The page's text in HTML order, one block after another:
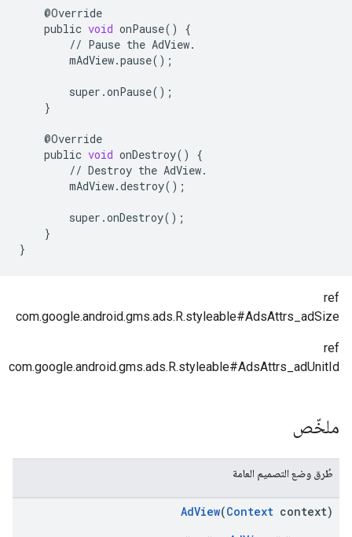
@Override
public void onPause()
{
// Pause the AdView.
mAdView.pause();
super .onPause();
}
@Override
public void onDestroy()
{
// Destroy the AdView.
mAdView.destroy();
super .onDestroy();
}
}
ref
com.google.android.gms.ads.R.styleable#AdsAttrs_adSize
ref
com.google.android.gms.ads.R.styleable#AdsAttrs_adUnitId
ملخّص
طُرق وضع التصميم العامة
AdView(Context context)